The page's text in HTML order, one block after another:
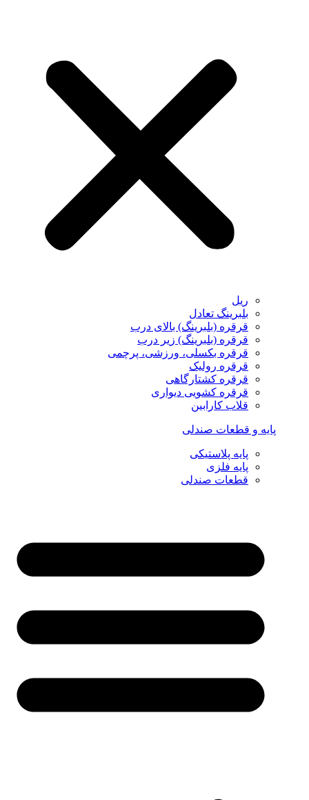
ریل
بلبرینگ تعادل
قرقره (بلبرینگ) بالای درب
قرقره (بلبرینگ) زیر درب
قرقره بکسلی، ورزشی، پرچمی
قرقره رولیک
قرقره کشتارگاهی
قرقره کشویی دیواری
قلاب کارابین
پایه و قطعات صندلی
پایه پلاستیکی
پایه فلزی
قطعات صندلی